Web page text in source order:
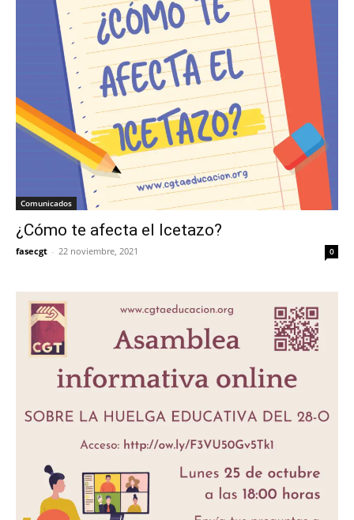
Comunicados
¿Cómo te afecta el Icetazo?
fasecgt - 22 noviembre, 2021 0